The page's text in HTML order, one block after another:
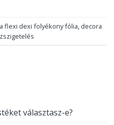
flexi dexi folyékony fólia, decora
választasz-e?